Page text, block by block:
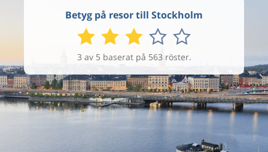
Betyg på resor till Stockholm
3 av 5 baserat på 563 röster.